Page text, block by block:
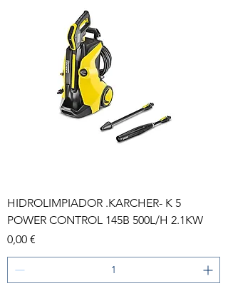
HIDROLIMPIADOR .KARCHER- K 5
POWER CONTROL 145B 500L/H 2.1KW
Precio
0,00 €